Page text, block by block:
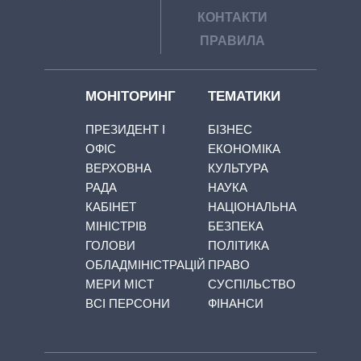
КОНТАКТИ
ПРАВИЛА
МОНІТОРИНГ
ПРЕЗИДЕНТ І
ОФІС
ВЕРХОВНА
РАДА
КАБІНЕТ
МІНІСТРІВ
ГОЛОВИ
ОБЛАДМІНІСТРАЦІЙ
МЕРИ МІСТ
ВСІ ПЕРСОНИ
ТЕМАТИКИ
БІЗНЕС
ЕКОНОМІКА
КУЛЬТУРА
НАУКА
НАЦІОНАЛЬНА
БЕЗПЕКА
ПОЛІТИКА
ПРАВО
СУСПІЛЬСТВО
ФІНАНСИ